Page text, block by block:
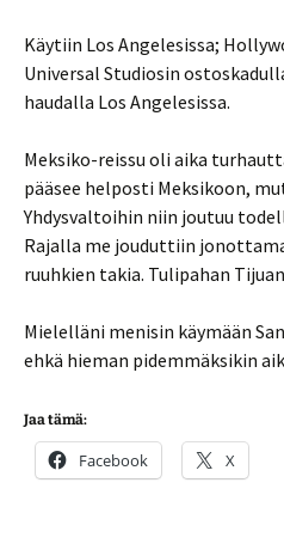
Käytiin Los Angelesissa;
Universal Studiosin
haudalla Los Angelesissa.
Meksiko-reissu oli aika
pääsee helposti Meksikoon,
Yhdysvaltoihin niin joutuu
Rajalla me jouduttiin
ruuhkien takia. Tulipahan
Mielelläni menisin käymään
ehkä hieman pidemmäksikin
Jaa tämä:
Facebook X